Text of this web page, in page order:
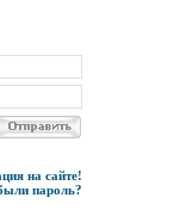
на сайте!
пароль?